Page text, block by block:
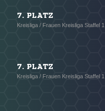
7. PLATZ
Kreisliga / Frauen Kreisliga Staffel 1
7. PLATZ
Kreisliga / Frauen Kreisliga Staffel 1